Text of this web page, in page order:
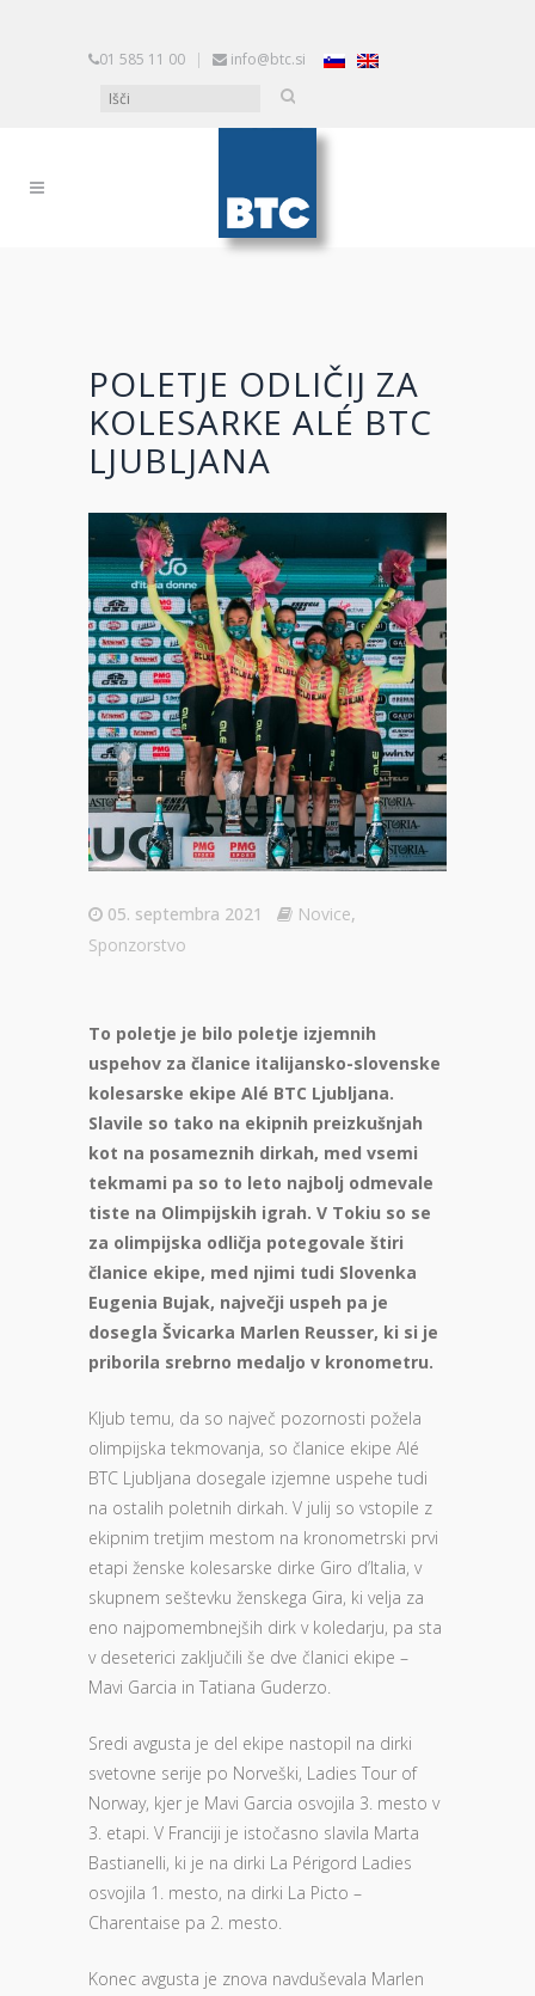
01 585 11 00 | info@btc.si
POLETJE ODLIČIJ ZA
KOLESARKE ALÉ BTC
LJUBLJANA
05. septembra 2021 Novice,
Sponzorstvo
To poletje je bilo poletje izjemnih
uspehov za članice italijansko-slovenske
kolesarske ekipe Alé BTC Ljubljana.
Slavile so tako na ekipnih preizkušnjah
kot na posameznih dirkah, med vsemi
tekmami pa so to leto najbolj odmevale
tiste na Olimpijskih igrah. V Tokiu so se
za olimpijska odličja potegovale štiri
članice ekipe, med njimi tudi Slovenka
Eugenia Bujak, največji uspeh pa je
dosegla Švicarka Marlen Reusser, ki si je
priborila srebrno medaljo v kronometru.
Kljub temu, da so največ pozornosti požela
olimpijska tekmovanja, so članice ekipe Alé
BTC Ljubljana dosegale izjemne uspehe tudi
na ostalih poletnih dirkah. V julij so vstopile z
ekipnim tretjim mestom na kronometrski prvi
etapi ženske kolesarske dirke Giro d’Italia, v
skupnem seštevku ženskega Gira, ki velja za
eno najpomembnejših dirk v koledarju, pa sta
v deseterici zaključili še dve članici ekipe –
Mavi Garcia in Tatiana Guderzo.
Sredi avgusta je del ekipe nastopil na dirki
svetovne serije po Norveški, Ladies Tour of
Norway, kjer je Mavi Garcia osvojila 3. mesto v
3. etapi. V Franciji je istočasno slavila Marta
Bastianelli, ki je na dirki La Périgord Ladies
osvojila 1. mesto, na dirki La Picto –
Charentaise pa 2. mesto.
Konec avgusta je znova navduševala Marlen